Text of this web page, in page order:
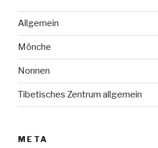
Allgemein
Mönche
Nonnen
Tibetisches Zentrum allgemein
META